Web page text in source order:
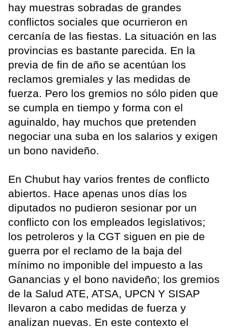
hay muestras sobradas de grandes
conflictos sociales que ocurrieron en
cercanía de las fiestas. La situación en las
provincias es bastante parecida. En la
previa de fin de año se acentúan los
reclamos gremiales y las medidas de
fuerza. Pero los gremios no sólo piden que
se cumpla en tiempo y forma con el
aguinaldo, hay muchos que pretenden
negociar una suba en los salarios y exigen
un bono navideño.
En Chubut hay varios frentes de conflicto
abiertos. Hace apenas unos días los
diputados no pudieron sesionar por un
conflicto con los empleados legislativos;
los petroleros y la CGT siguen en pie de
guerra por el reclamo de la baja del
mínimo no imponible del impuesto a las
Ganancias y el bono navideño; los gremios
de la Salud ATE, ATSA, UPCN Y SISAP
llevaron a cabo medidas de fuerza y
analizan nuevas. En este contexto el